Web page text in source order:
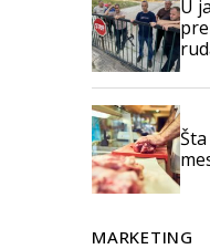
U
MARKETING